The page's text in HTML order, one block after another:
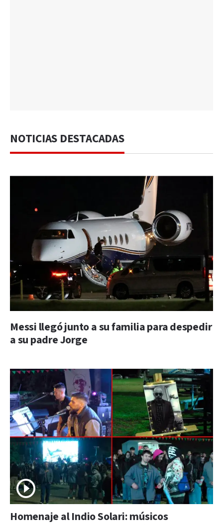
NOTICIAS DESTACADAS
Messi llegó junto a su familia para despedir
a su padre Jorge
Homenaje al Indio Solari: músicos